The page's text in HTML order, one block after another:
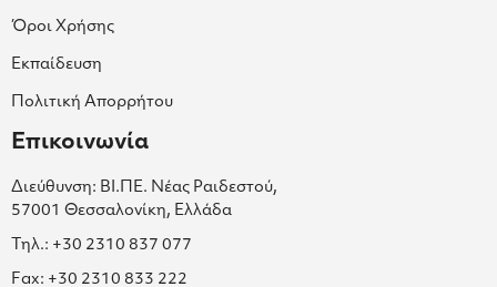
Όροι Χρήσης
Εκπαίδευση
Πολιτική Απορρήτου
Επικοινωνία
Διεύθυνση: ΒΙ.ΠΕ. Νέας Ραιδεστού,
57001 Θεσσαλονίκη, Ελλάδα
Τηλ.: +30 2310 837 077
Fax: +30 2310 833 222